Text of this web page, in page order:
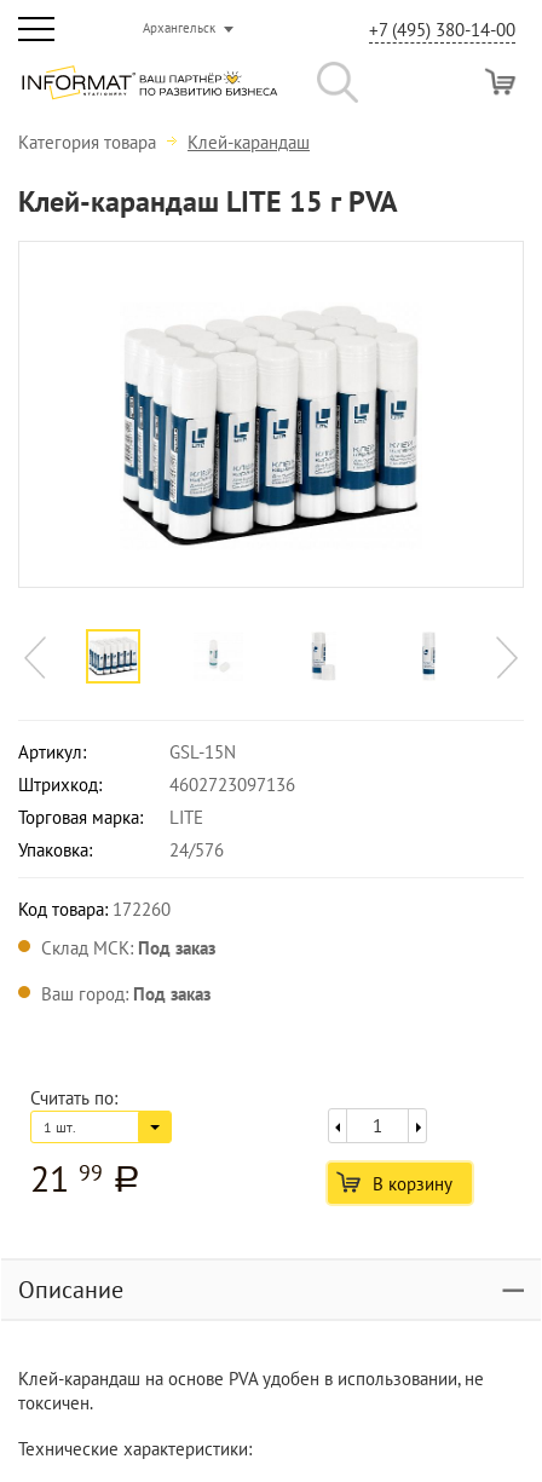
Архангельск +7 (495) 380-14-00
Категория товара Клей-карандаш
Клей-карандаш LITE 15 г PVA
Артикул:
GSL-15N
Штрихкод:
4602723097136
Торговая марка:
LITE
Упаковка:
24/576
Код товара: 172260
Склад МСК: Под заказ
Ваш город: Под заказ
Считать по:
1 шт.
21 99 a В корзину
Описание
Клей-карандаш на основе PVA удобен в использовании, не
токсичен.
Технические характеристики: